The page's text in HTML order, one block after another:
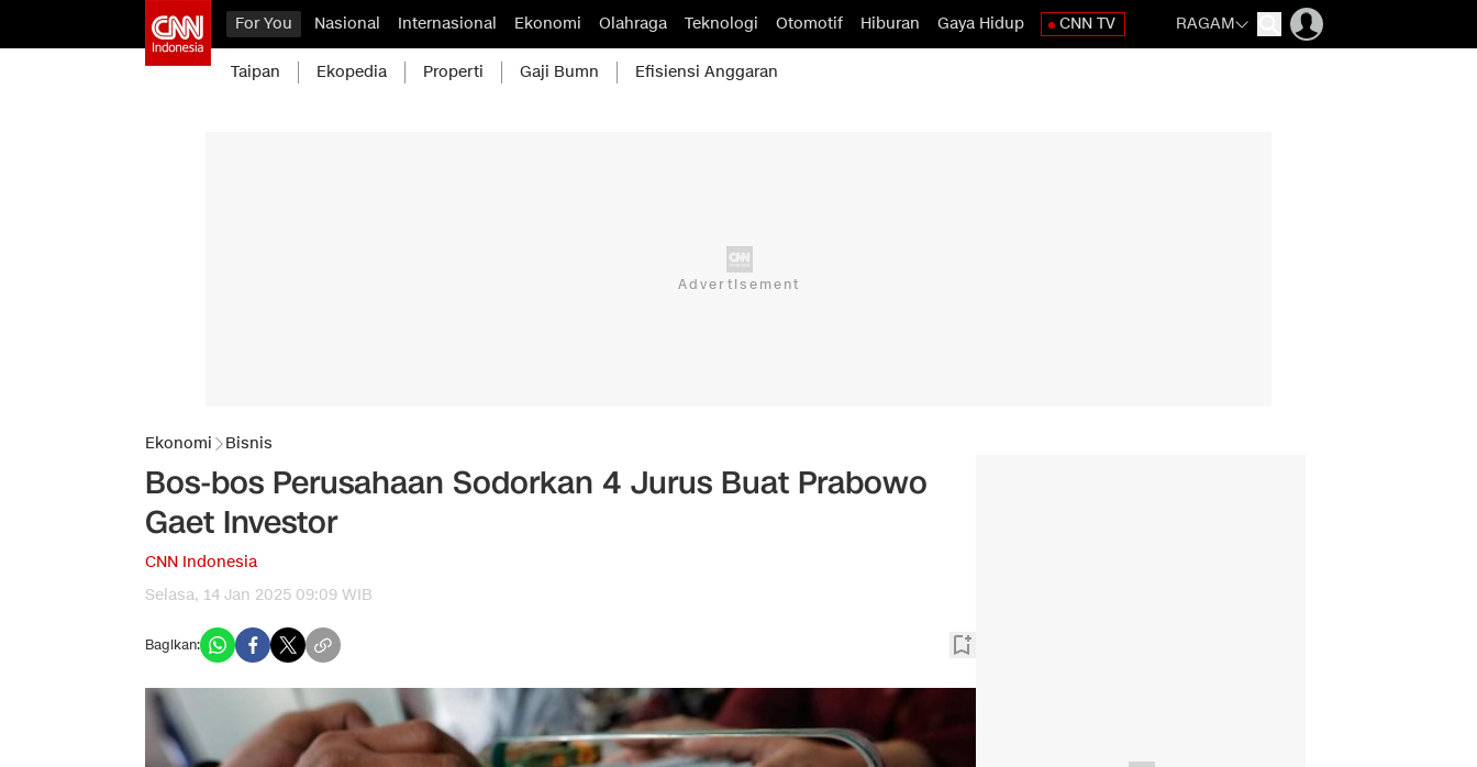
For You Nasional Internasional Ekonomi Olahraga Teknologi Otomotif Hiburan Gaya Hidup CNN TV RAGAM
Taipan Ekopedia Properti Gaji Bumn Efisiensi Anggaran
Ekonomi Bisnis
Bos-bos Perusahaan Sodorkan 4 Jurus Buat Prabowo
Gaet Investor
CNN Indonesia
Selasa, 14 Jan 2025 09:09 WIB
Bagikan: